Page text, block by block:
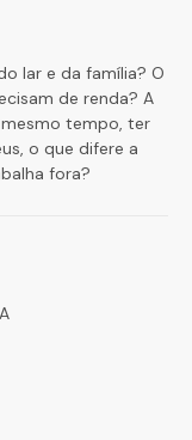
lar e da família? O
de renda? A
tempo, ter
o que difere a
fora?